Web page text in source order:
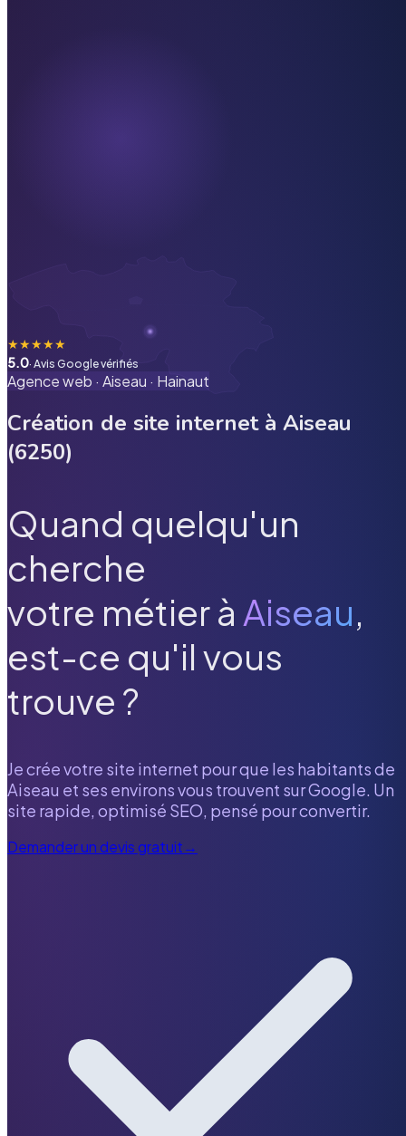
★★★★★
5.0· Avis Google vérifiés
Agence web · Aiseau · Hainaut
Création de site internet à Aiseau
(6250)
Quand quelqu'un
cherche
votre métier à Aiseau,
est-ce qu'il vous
trouve ?
Je crée votre site internet pour que les habitants de
Aiseau et ses environs vous trouvent sur Google. Un
site rapide, optimisé SEO, pensé pour convertir.
Demander un devis gratuit→